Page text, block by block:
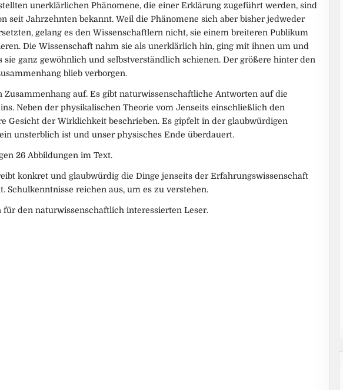
unerklärlichen Phänomene, die einer Erklärung zugeführt werden, sind
seit Jahrzehnten bekannt. Weil die Phänomene sich aber bisher jedweder
gelang es den Wissenschaftlern nicht, sie einem breiteren Publikum
Die Wissenschaft nahm sie als unerklärlich hin, ging mit ihnen um und
sie ganz gewöhnlich und selbstverständlich schienen. Der größere hinter den
blieb verborgen.
Zusammenhang auf. Es gibt naturwissenschaftliche Antworten auf die
Neben der physikalischen Theorie vom Jenseits einschließlich den
Gesicht der Wirklichkeit beschrieben. Es gipfelt in der glaubwürdigen
unsterblich ist und unser physisches Ende überdauert.
26 Abbildungen im Text.
konkret und glaubwürdig die Dinge jenseits der Erfahrungswissenschaft
Schulkenntnisse reichen aus, um es zu verstehen.
für den naturwissenschaftlich interessierten Leser.